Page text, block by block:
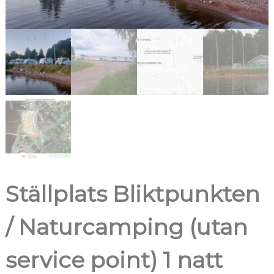
Ställplats Bliktpunkten
/ Naturcamping (utan
service point) 1 natt